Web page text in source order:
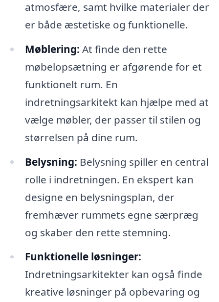
atmosfære, samt hvilke materialer der
er både æstetiske og funktionelle.
Møblering: At finde den rette
møbelopsætning er afgørende for et
funktionelt rum. En
indretningsarkitekt kan hjælpe med at
vælge møbler, der passer til stilen og
størrelsen på dine rum.
Belysning: Belysning spiller en central
rolle i indretningen. En ekspert kan
designe en belysningsplan, der
fremhæver rummets egne særpræg
og skaber den rette stemning.
Funktionelle løsninger:
Indretningsarkitekter kan også finde
kreative løsninger på opbevaring og